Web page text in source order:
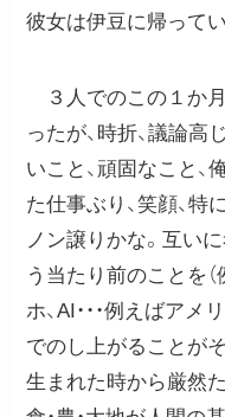
彼女は伊豆に帰ってい
３人でのこの１か
ったが、時折、議論
いこと、頑固なこと
た仕事ぶり、笑顔、特
ノン譲りかな。互い
う当たり前のことを
ホ、AI・・・例えばア
でのし上がることが
生まれた時から厳然